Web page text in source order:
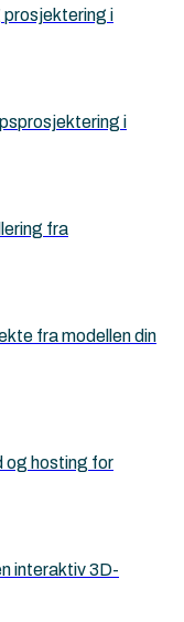
prosjektering i
i
fra
fra modellen din
og hosting for
interaktiv 3D-